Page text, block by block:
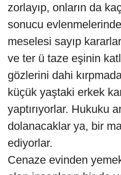
zorlayıp, onların da
sonucu
meselesi sayıp
ve ter ü taze eşinin
gözlerini dahi
küçük yaştaki erkek
yaptırıyorlar. Hukuku
dolanacaklar ya, bir
ediyorlar.
Cenaze evinden